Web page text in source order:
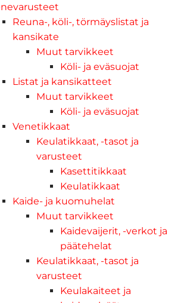
Reuna-, köli-, törmäyslistat ja
kansikate
Muut tarvikkeet
Köli- ja eväsuojat
Listat ja kansikatteet
Muut tarvikkeet
Köli- ja eväsuojat
Venetikkaat
Keulatikkaat, -tasot ja
varusteet
Kasettitikkaat
Keulatikkaat
Kaide- ja kuomuhelat
Muut tarvikkeet
Kaidevaijerit, -verkot ja
päätehelat
Keulatikkaat, -tasot ja
varusteet
Keulakaiteet ja